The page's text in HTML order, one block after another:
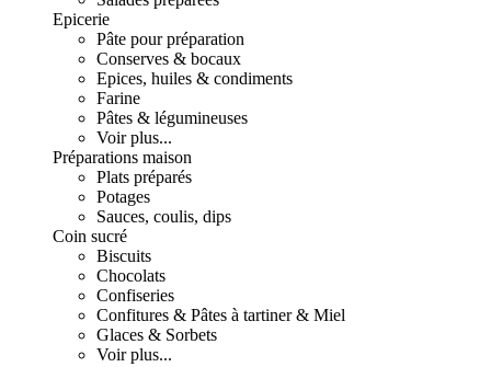
Epicerie
Pâte pour préparation
Conserves & bocaux
Epices, huiles & condiments
Farine
Pâtes & légumineuses
Voir plus...
Préparations maison
Plats préparés
Potages
Sauces, coulis, dips
Coin sucré
Biscuits
Chocolats
Confiseries
Confitures & Pâtes à tartiner & Miel
Glaces & Sorbets
Voir plus...